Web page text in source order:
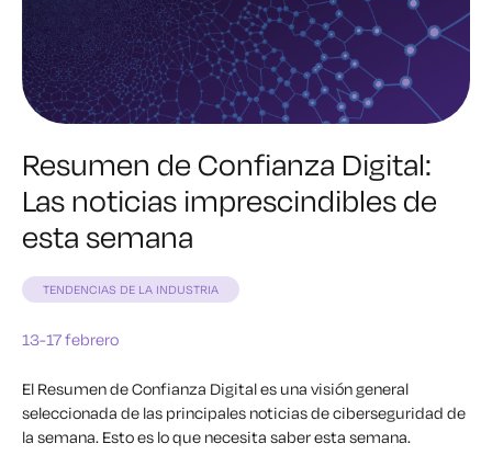
Resumen de Confianza Digital:
Las noticias imprescindibles de
esta semana
TENDENCIAS DE LA INDUSTRIA
13-17 febrero
El Resumen de Confianza Digital es una visión general
seleccionada de las principales noticias de ciberseguridad de
la semana. Esto es lo que necesita saber esta semana.